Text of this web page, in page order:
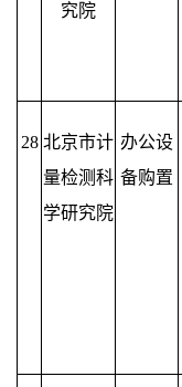
究院
28 北京市计
量检测科
学研究院
办公设
备购置